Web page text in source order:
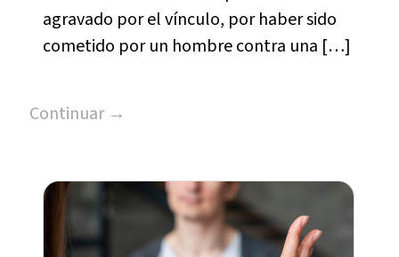
agravado por el vínculo, por haber sido
cometido por un hombre contra una […]
Continuar →